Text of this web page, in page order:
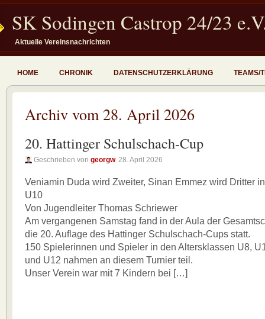
SK Sodingen Castrop 24/23
Aktuelle Vereinsnachrichten
HOME CHRONIK DATENSCHUTZERKLÄRUNG TEAMS/
Archiv vom 28. April 2026
20. Hattinger Schulschach-Cup
Geschrieben von georgw 28. April 2026
Veniamin Duda wird Zweiter, Sinan Emmez wird Dritter
U10
Von Jugendleiter Thomas Schriewer
Am vergangenen Samstag fand in der Aula der
die 20. Auflage des Hattinger Schulschach-Cups statt.
150 Spielerinnen und Spieler in den Altersklassen U8,
und U12 nahmen an diesem Turnier teil.
Unser Verein war mit 7 Kindern bei […]